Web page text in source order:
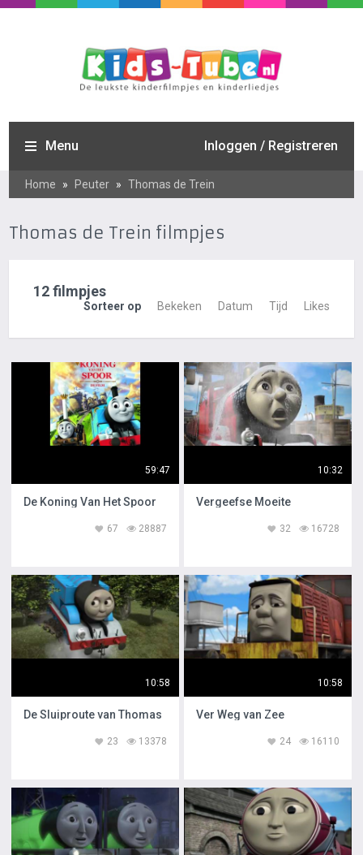
Menu Inloggen / Registreren
Home » Peuter » Thomas de Trein
Thomas de Trein filmpjes
12 filmpjes
Sorteer op Bekeken Datum Tijd Likes
59:47
De Koning Van Het Spoor
28887
67
10:32
Vergeefse Moeite
16728
32
10:58
De Sluiproute van Thomas
13378
23
10:58
Ver Weg van Zee
16110
24